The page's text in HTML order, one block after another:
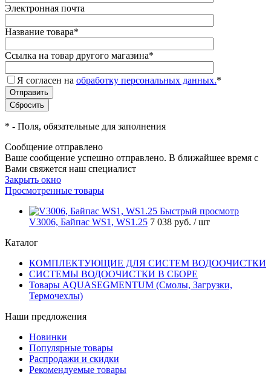
Электронная почта
Название товара*
Ссылка на товар другого магазина*
Я согласен на обработку персональных данных.*
* - Поля, обязательные для заполнения
Сообщение отправлено
Ваше сообщение успешно отправлено. В ближайшее время с
Вами свяжется наш специалист
Закрыть окно
Просмотренные товары
Быстрый просмотр
V3006, Байпас WS1, WS1.25 7 038 руб. / шт
Каталог
КОМПЛЕКТУЮЩИЕ ДЛЯ СИСТЕМ ВОДООЧИСТКИ
СИСТЕМЫ ВОДООЧИСТКИ В СБОРЕ
Товары AQUASEGMENTUM (Смолы, Загрузки,
Термочехлы)
Наши предложения
Новинки
Популярные товары
Распродажи и скидки
Рекомендуемые товары